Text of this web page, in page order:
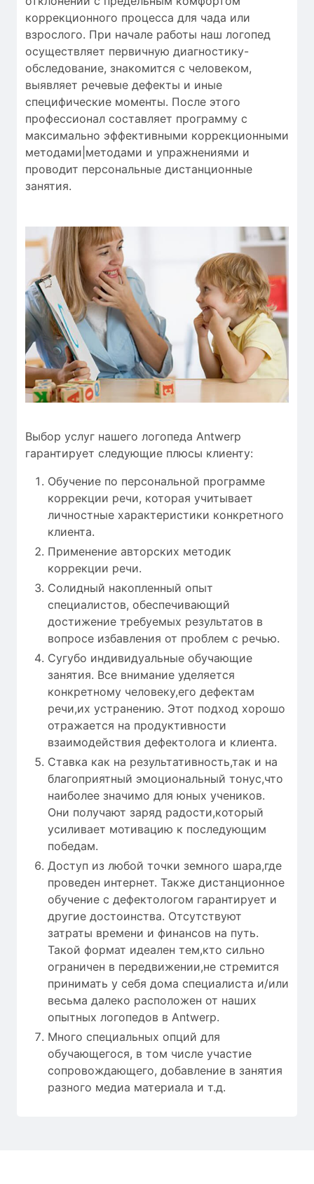
коррекционного процесса для чада или
взрослого. При начале работы наш логопед
осуществляет первичную диагностику-
обследование, знакомится с человеком,
выявляет речевые дефекты и иные
специфические моменты. После этого
профессионал составляет программу с
максимально эффективными коррекционными
методами|методами и упражнениями и
проводит персональные дистанционные
занятия.
Выбор услуг нашего логопеда Antwerp
гарантирует следующие плюсы клиенту:
Обучение по персональной программе
коррекции речи, которая учитывает
личностные характеристики конкретного
клиента.
Применение авторских методик
коррекции речи.
Солидный накопленный опыт
специалистов, обеспечивающий
достижение требуемых результатов в
вопросе избавления от проблем с речью.
Сугубо индивидуальные обучающие
занятия. Все внимание уделяется
конкретному человеку,его дефектам
речи,их устранению. Этот подход хорошо
отражается на продуктивности
взаимодействия дефектолога и клиента.
Ставка как на результативность,так и на
благоприятный эмоциональный тонус,что
наиболее значимо для юных учеников.
Они получают заряд радости,который
усиливает мотивацию к последующим
победам.
Доступ из любой точки земного шара,где
проведен интернет. Также дистанционное
обучение с дефектологом гарантирует и
другие достоинства. Отсутствуют
затраты времени и финансов на путь.
Такой формат идеален тем,кто сильно
ограничен в передвижении,не стремится
принимать у себя дома специалиста и/или
весьма далеко расположен от наших
опытных логопедов в Antwerp.
Много специальных опций для
обучающегося, в том числе участие
сопровождающего, добавление в занятия
разного медиа материала и т.д.